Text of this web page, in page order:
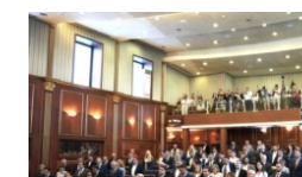
NASTANAK I RASPAD JUGOSLAVIJE